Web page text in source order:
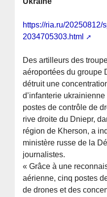
https://ria.ru/20250812/
2034705303.html
Des artilleurs des
aéroportées du groupe
détruit une
d’infanterie ukrainienne
postes de contrôle de
rive droite du Dniepr,
région de Kherson, a
ministère russe de la
journalistes.
« Grâce à une
aérienne, cinq postes
de drones et des